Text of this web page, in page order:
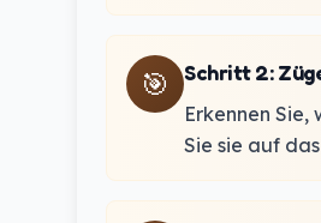
🎯 Schritt 2:
Erkennen
Sie sie auf